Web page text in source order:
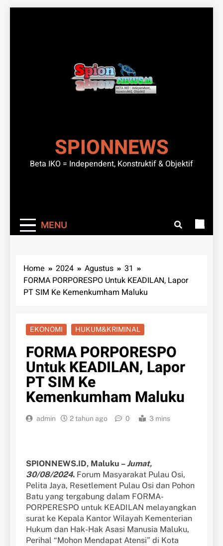
SPIONNEWS
Beta IKO = Independent, Konstruktif & Objektif
MENU
Home 2024 Agustus
31
FORMA PORPORESPO Untuk KEADILAN, Lapor
PT SIM Ke Kemenkumham Maluku
EKONOMI HUKUM&KRIMINAL
FORMA PORPORESPO
Untuk KEADILAN, Lapor
PT SIM Ke
Kemenkumham Maluku
admin 2 tahun ago 0 3 mins
SPIONNEWS.ID, Maluku –Jumat,
30/08/2024. Forum Masyarakat Pulau Osi,
Pelita Jaya, Resetlement Pulau Osi dan Pohon
Batu yang tergabung dalam FORMA-
PORPERESPO untuk KEADILAN melayangkan
surat ke Kepala Kantor Wilayah Kementerian
Hukum dan Hak-Hak Asasi Manusia Maluku,
Perihal “Mohon Mendapat Atensi” di Kota